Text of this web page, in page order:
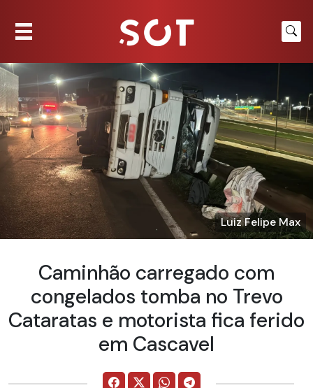
Luiz Felipe Max
Caminhão carregado com
congelados tomba no Trevo
Cataratas e motorista fica ferido
em Cascavel